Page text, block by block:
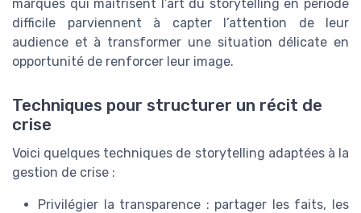
marques qui maîtrisent l’art du storytelling en période
difficile parviennent à capter l’attention de leur
audience et à transformer une situation délicate en
opportunité de renforcer leur image.
Techniques pour structurer un récit de
crise
Voici quelques techniques de storytelling adaptées à la
gestion de crise :
Privilégier la transparence : partager les faits, les